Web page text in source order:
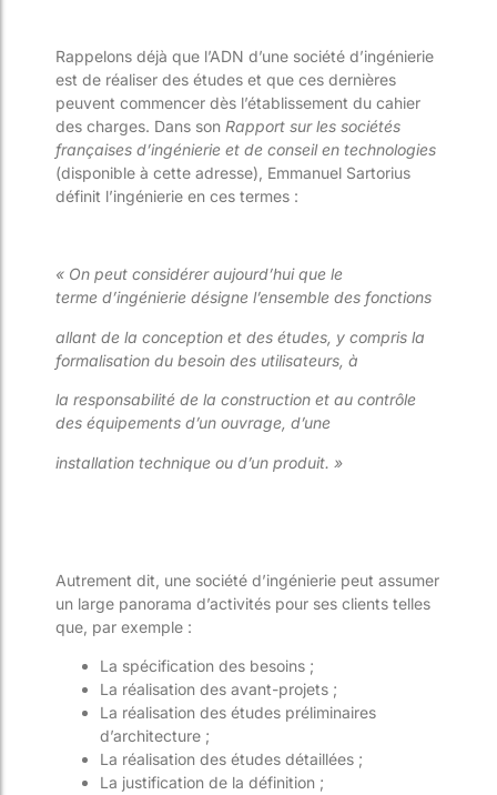
Rappelons déjà que l’ADN d’une société d’ingénierie
est de réaliser des études et que ces dernières
peuvent commencer dès l’établissement du cahier
des charges. Dans son Rapport sur les sociétés
françaises d’ingénierie et de conseil en technologies
(disponible à cette adresse), Emmanuel Sartorius
définit l’ingénierie en ces termes :
« On peut considérer aujourd’hui que le
terme d’ingénierie désigne l’ensemble des fonctions
allant de la conception et des études, y compris la
formalisation du besoin des utilisateurs, à
la responsabilité de la construction et au contrôle
des équipements d’un ouvrage, d’une
installation technique ou d’un produit. »
Autrement dit, une société d’ingénierie peut assumer
un large panorama d’activités pour ses clients telles
que, par exemple :
La spécification des besoins ;
La réalisation des avant-projets ;
La réalisation des études préliminaires
d’architecture ;
La réalisation des études détaillées ;
La justification de la définition ;